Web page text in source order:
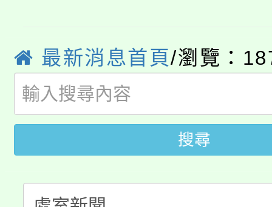
系所師生報名參加。
學籍身 分審查程序及
版
淨零綠領人才培育課程
公告本校115學年度第
代理(課)教師甄選結果(
「2026金融保險知識
桃園市115學年度學生
公告本校115學年度第
代理(課)教師甄選結果(
公告本校115學年度第
最新消息首頁/瀏覽：
搜尋